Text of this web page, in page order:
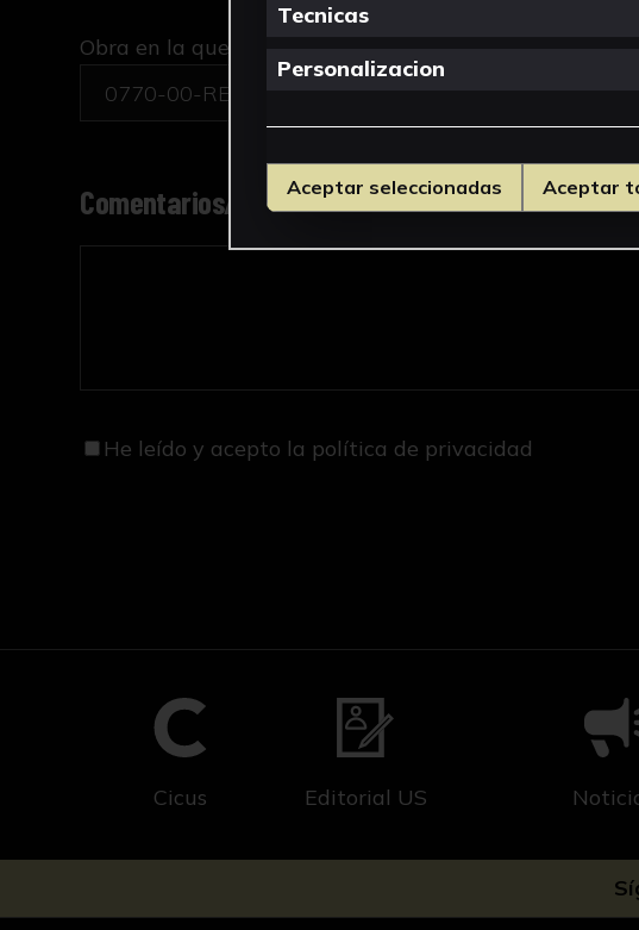
Obra en la que está interesado/a
0770-00-REC-PINT/Antonio Aguilar y Correa
Comentarios/motivo de la solicitud *
He leído y acepto la política de privacidad
Cicus Editorial US
Tecnicas
Personalizacion
Aceptar seleccionadas Aceptar